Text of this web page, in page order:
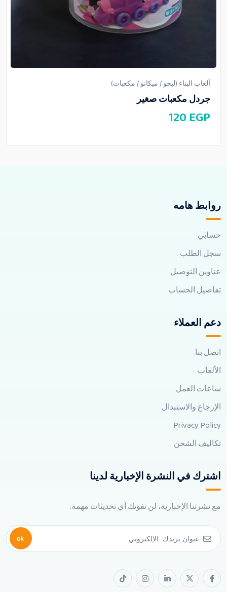
ألعاب البناء (ليجو / ميكانو / مكعبات)
جردل مكعبات صغير
120 EGP
روابط هامه
حسابي
سجل الطلب
عناوين التوصيل
تفاصيل الحساب
دعم العملاء
اتصل بنا
الألعاب
ساعات العمل
الإرجاع والاستبدال
Privacy Policy
تكاليف الشحن
اشترك في النشرة الإخبارية لدينا
مع نشرتنا الإخبارية، لن تفوتك أي تحديثات مهمة.
ok